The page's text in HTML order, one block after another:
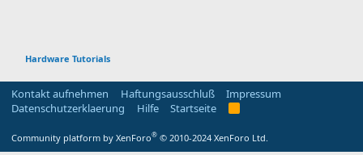
Hardware Tutorials
Kontakt aufnehmen Haftungsausschluß
Impressum
Datenschutzerklaerung
Hilfe Startseite
R
Community platform by XenForo® © 2010-2024 XenForo Ltd.